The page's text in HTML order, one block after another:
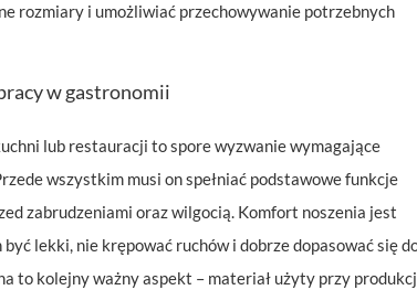
rozmiary i umożliwiać przechowywanie potrzebnych
w gastronomii
lub restauracji to spore wyzwanie wymagające
wszystkim musi on spełniać podstawowe funkcje
zabrudzeniami oraz wilgocią. Komfort noszenia jest
lekki, nie krępować ruchów i dobrze dopasować się
to kolejny ważny aspekt – materiał użyty przy